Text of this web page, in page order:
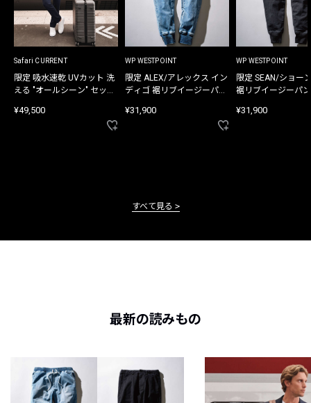
Safari CURRENT
限定 吸水速乾 UVカット 洗
える "オールシーン" セット
¥49,500
WP WESTPOINT
限定 ALEX/アレックス イン
ディゴ 裾リブイージーパン
¥31,900
WP WESTPOINT
限定 SEAN/ショー
裾リブイージーパ
¥31,900
すべて見る
最新の読みもの